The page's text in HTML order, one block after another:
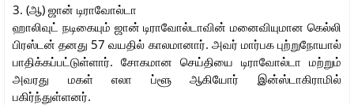
3. (ஆ) ஜான் டிராவோல்டா
ஹாலிவுட் நடிகையும் ஜான் டிராவோல்டாவின் மனைவியுமான கெல்லி
பிரஸ்டன் தனது 57 வயதில் காலமானார். அவர் மார்பக புற்றுநோயால்
பாதிக்கப்பட்டுள்ளார். சோகமான செய்தியை டிராவோல்டா மற்றும்
அவரது மகள் எலா ப்ளூ ஆகியோர் இன்ஸ்டாகிராமில்
பகிர்ந்துள்ளனர்.